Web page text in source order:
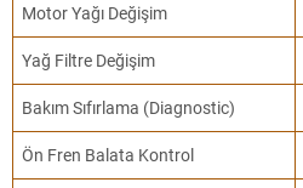
Motor Yağı Değişim
Yağ Filtre Değişim
Bakım Sıfırlama (Diagnostic)
Ön Fren Balata Kontrol